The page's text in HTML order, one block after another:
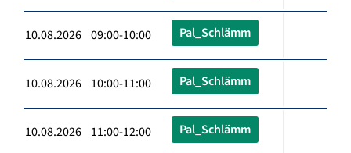
10.08.2026 09:00-10:00 Pal_Schlämm
10.08.2026 10:00-11:00 Pal_Schlämm
10.08.2026 11:00-12:00 Pal_Schlämm